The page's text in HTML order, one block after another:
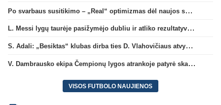
Po svarbaus susitikimo – „Real“ optimizmas dėl naujos sutarties su Viniciumi
L. Messi lygų taurėje pasižymėjo dubliu ir atliko rezultatyvų perdavimą
S. Adali: „Besiktas“ klubas dirba ties D. Vlahovičiaus atvykimu“
V. Dambrausko ekipa Čempionų lygos atrankoje patyrė skaudžią nesėkmę
VISOS FUTBOLO NAUJIENOS